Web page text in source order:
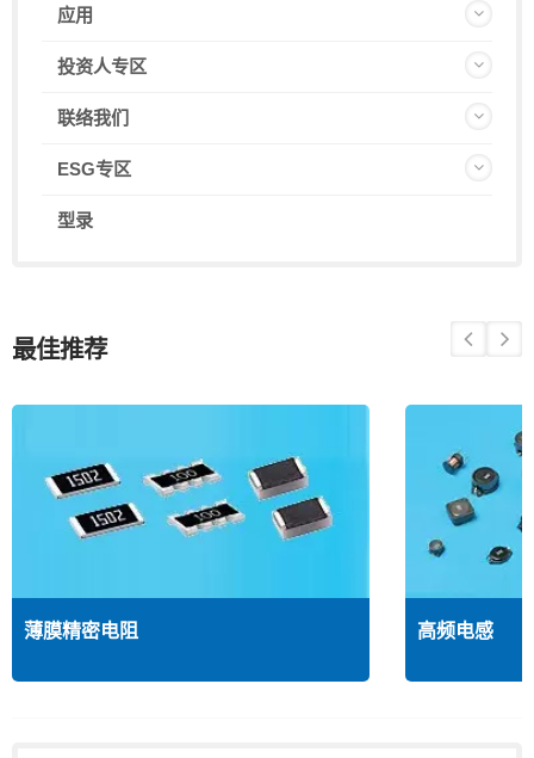
应用
投资人专区
联络我们
ESG专区
型录
最佳推荐
薄膜精密电阻 高频电感